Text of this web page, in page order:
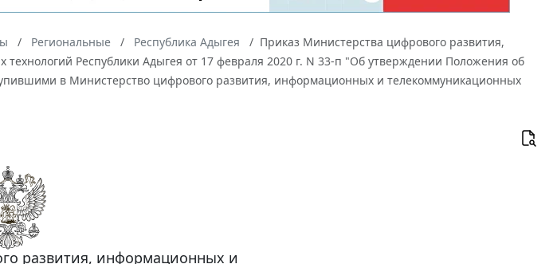
Региональные Республика Адыгея
Приказ Министерства цифрового развития,
Республики Адыгея от 17 февраля 2020 г. N 33-п "Об утверждении Положения об
в Министерство цифрового развития, информационных и телекоммуникационных
развития, информационных и